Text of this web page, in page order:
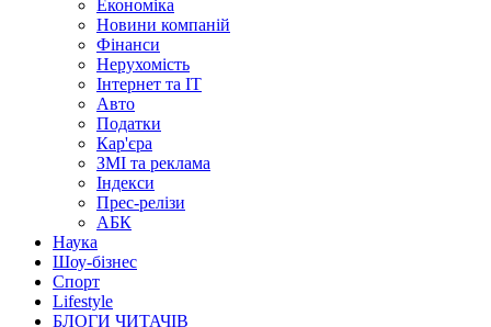
Економіка
Новини компаній
Фінанси
Нерухомість
Інтернет та IT
Авто
Податки
Кар'єра
ЗМІ та реклама
Індекси
Прес-релізи
АБК
Наука
Шоу-бізнес
Спорт
Lifestyle
БЛОГИ ЧИТАЧІВ